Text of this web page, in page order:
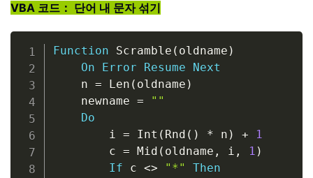
VBA 코드： 단어 내 문자 섞기
Function Scramble ( oldname )
On
Error Resume
Next
    n
= Len ( oldname )
    newname
=
""
Do
        i
= Int ( Rnd ( ) * n ) +
1
        c
= Mid ( oldname , i , 1 )
If c <> "*"
Then